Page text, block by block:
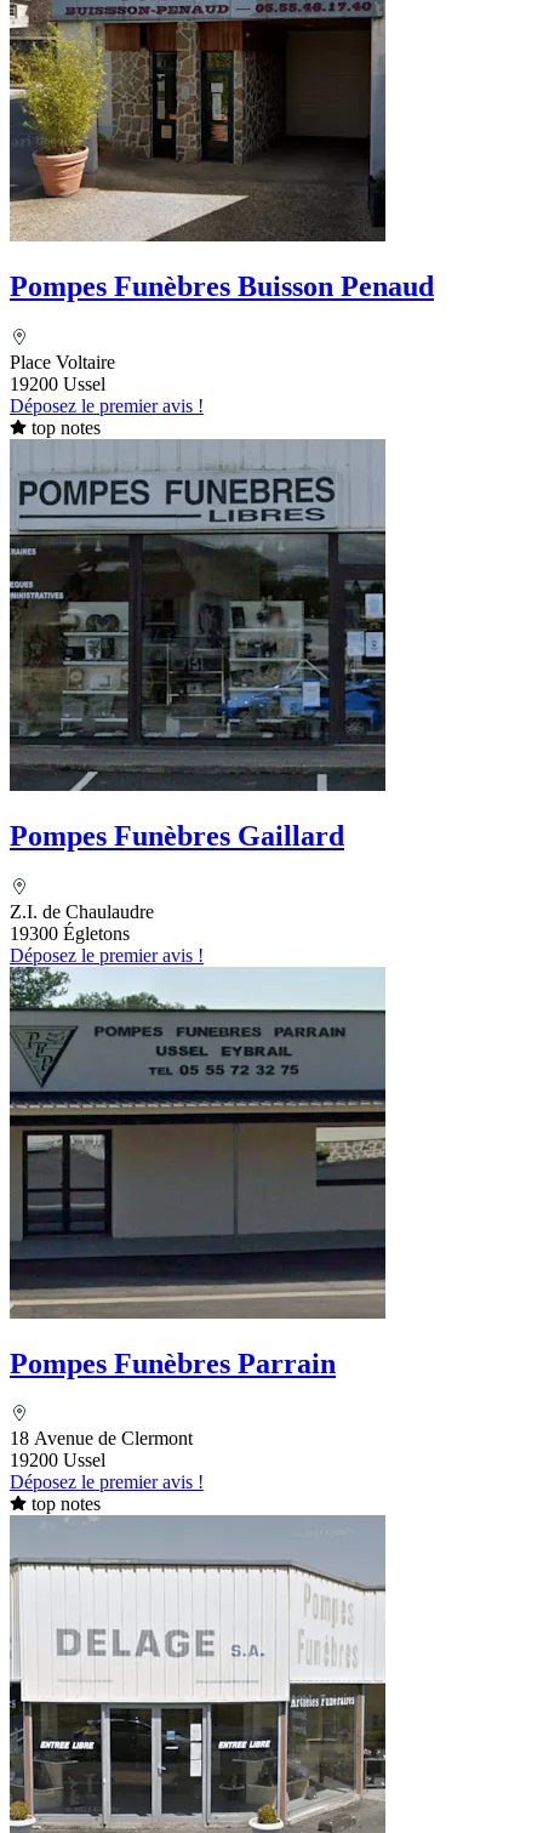
Pompes Funèbres Buisson Penaud
Place Voltaire
19200 Ussel
Déposez le premier avis !
top notes
Pompes Funèbres Gaillard
Z.I. de Chaulaudre
19300 Égletons
Déposez le premier avis !
Pompes Funèbres Parrain
18 Avenue de Clermont
19200 Ussel
Déposez le premier avis !
top notes